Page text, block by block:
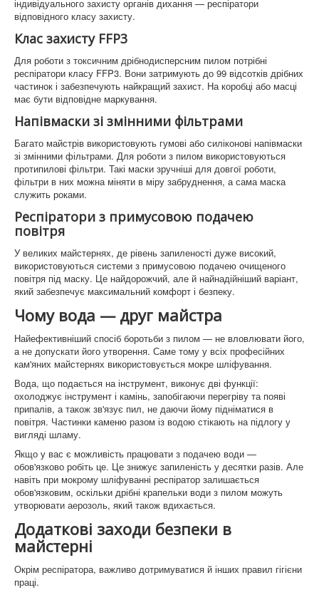
індивідуального захисту органів дихання — респіратори
відповідного класу захисту.
Клас захисту FFP3
Для роботи з токсичним дрібнодисперсним пилом потрібні
респіратори класу FFP3. Вони затримують до 99 відсотків дрібних
частинок і забезпечують найкращий захист. На коробці або масці
має бути відповідне маркування.
Напівмаски зі змінними фільтрами
Багато майстрів використовують гумові або силіконові напівмаски
зі змінними фільтрами. Для роботи з пилом використовуються
протипилові фільтри. Такі маски зручніші для довгої роботи,
фільтри в них можна міняти в міру забруднення, а сама маска
служить роками.
Респіратори з примусовою подачею
повітря
У великих майстернях, де рівень запиленості дуже високий,
використовуються системи з примусовою подачею очищеного
повітря під маску. Це найдорожчий, але й найнадійніший варіант,
який забезпечує максимальний комфорт і безпеку.
Чому вода — друг майстра
Найефективніший спосіб боротьби з пилом — не вловлювати його,
а не допускати його утворення. Саме тому у всіх професійних
кам'яних майстернях використовується мокре шліфування.
Вода, що подається на інструмент, виконує дві функції:
охолоджує інструмент і камінь, запобігаючи перегріву та появі
припалів, а також зв'язує пил, не даючи йому підніматися в
повітря. Частинки каменю разом із водою стікають на підлогу у
вигляді шламу.
Якщо у вас є можливість працювати з подачею води —
обов'язково робіть це. Це знижує запиленість у десятки разів. Але
навіть при мокрому шліфуванні респіратор залишається
обов'язковим, оскільки дрібні крапельки води з пилом можуть
утворювати аерозоль, який також вдихається.
Додаткові заходи безпеки в
майстерні
Окрім респіратора, важливо дотримуватися й інших правил гігієни
праці.